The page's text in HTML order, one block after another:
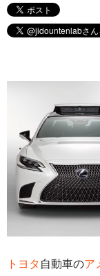
トヨタ 自動車のア